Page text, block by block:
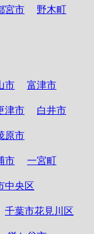
宮市 野木町
市 富津市
津市 白井市
原市
市 一宮町
中央区
千葉市花見川区